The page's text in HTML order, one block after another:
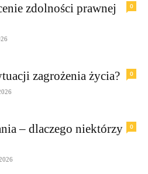
0
zdolności prawnej
0
zagrożenia życia?
0
– dlaczego niektórzy